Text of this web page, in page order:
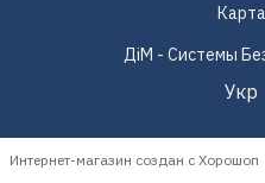
ДіМ - Системы
Укр
Интернет-магазин создан с Хорошоп